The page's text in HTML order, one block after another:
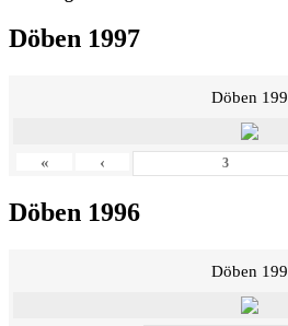
Döben 1997
Döben
« ‹
Döben 1996
Döben